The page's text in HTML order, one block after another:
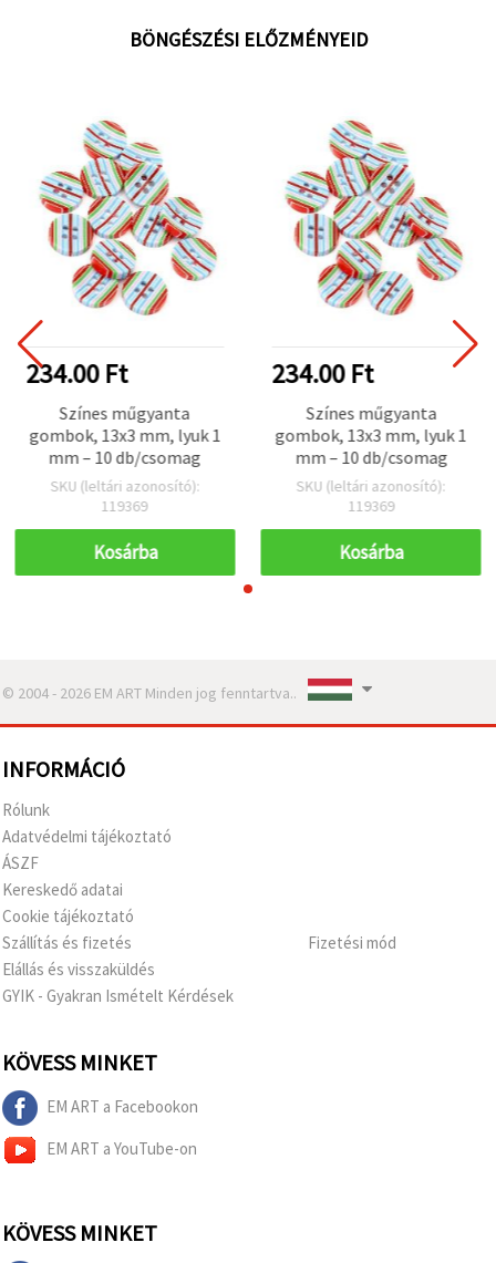
BÖNGÉSZÉSI ELŐZMÉNYEID
234.00 Ft
Színes műgyanta
gombok, 13x3 mm, lyuk 1
mm – 10 db/csomag
SKU (leltári azonosító):
119369
Kosárba
234.00 Ft
Színes műgyanta
gombok, 13x3 mm, lyuk 1
mm – 10 db/csomag
SKU (leltári azonosító):
119369
Kosárba
© 2004 - 2026 EM ART Minden jog fenntartva..
INFORMÁCIÓ
Rólunk
Adatvédelmi tájékoztató
ÁSZF
Kereskedő adatai
Cookie tájékoztató
Szállítás és fizetés
Elállás és visszaküldés
GYIK - Gyakran Ismételt Kérdések
Fizetési mód
KÖVESS MINKET
EM ART a Facebookon
EM ART a YouTube-on
KÖVESS MINKET